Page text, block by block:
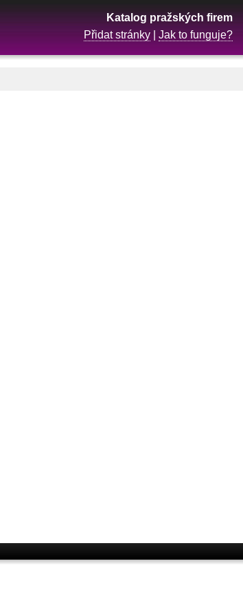
Katalog pražských firem
Přidat stránky
Jak to funguje?